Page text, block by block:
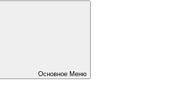
Основное Меню